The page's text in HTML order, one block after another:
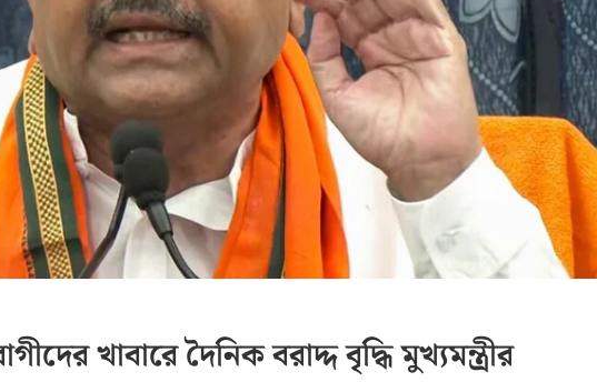
খাবারে দৈনিক বরাদ্দ বৃদ্ধি মুখ্যমন্ত্রীর